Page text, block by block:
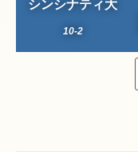
シンシナティ大
10-2